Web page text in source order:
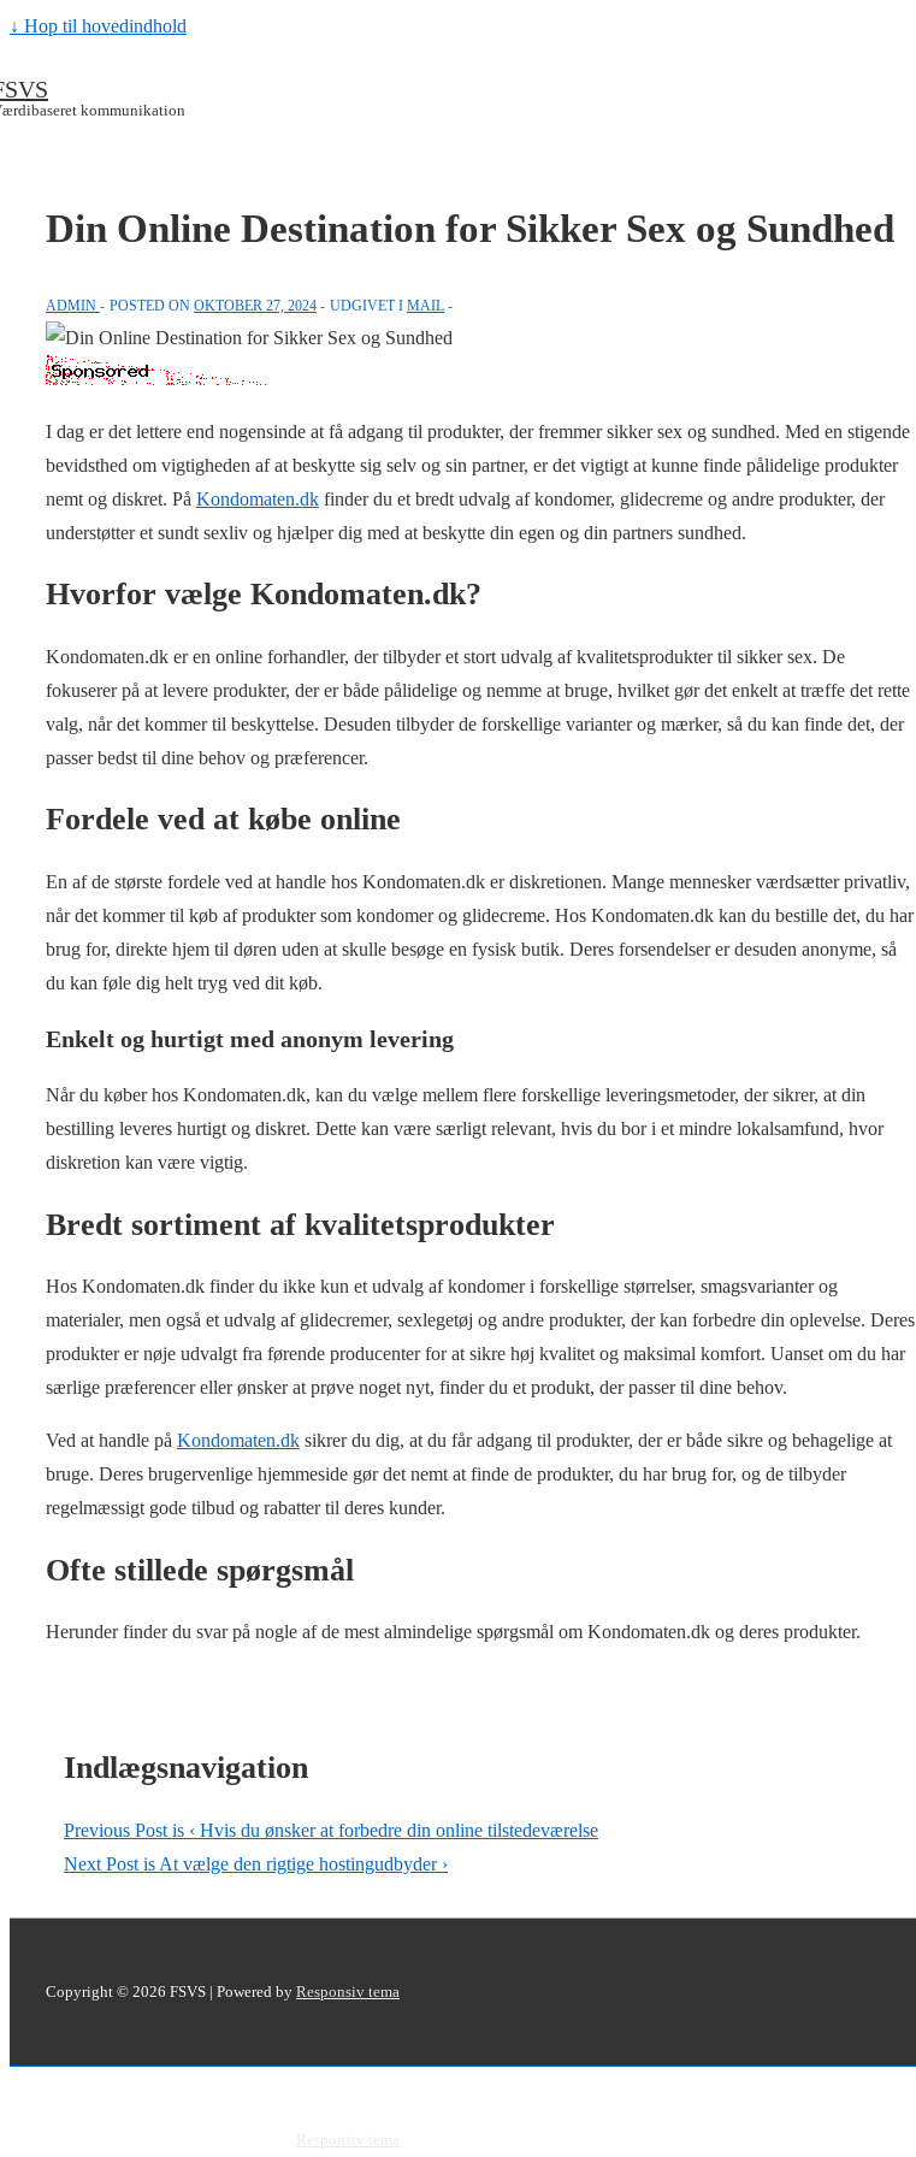
↓ Hop til hovedindhold
kommunikation
Din Online Destination for Sikker Sex og Sundhed
ADMIN POSTED ON OKTOBER 27, 2024 UDGIVET I MAIL
I dag er det lettere end nogensinde at få adgang til produkter, der fremmer sikker sex og sundhed. Med en stigende
bevidsthed om vigtigheden af at beskytte sig selv og sin partner, er det vigtigt at kunne finde pålidelige produkter
nemt og diskret. På Kondomaten.dk finder du et bredt udvalg af kondomer, glidecreme og andre produkter, der
understøtter et sundt sexliv og hjælper dig med at beskytte din egen og din partners sundhed.
Hvorfor vælge Kondomaten.dk?
Kondomaten.dk er en online forhandler, der tilbyder et stort udvalg af kvalitetsprodukter til sikker sex. De
fokuserer på at levere produkter, der er både pålidelige og nemme at bruge, hvilket gør det enkelt at træffe det rette
valg, når det kommer til beskyttelse. Desuden tilbyder de forskellige varianter og mærker, så du kan finde det, der
passer bedst til dine behov og præferencer.
Fordele ved at købe online
En af de største fordele ved at handle hos Kondomaten.dk er diskretionen. Mange mennesker værdsætter privatliv,
når det kommer til køb af produkter som kondomer og glidecreme. Hos Kondomaten.dk kan du bestille det, du har
brug for, direkte hjem til døren uden at skulle besøge en fysisk butik. Deres forsendelser er desuden anonyme, så
du kan føle dig helt tryg ved dit køb.
Enkelt og hurtigt med anonym levering
Når du køber hos Kondomaten.dk, kan du vælge mellem flere forskellige leveringsmetoder, der sikrer, at din
bestilling leveres hurtigt og diskret. Dette kan være særligt relevant, hvis du bor i et mindre lokalsamfund, hvor
diskretion kan være vigtig.
Bredt sortiment af kvalitetsprodukter
Hos Kondomaten.dk finder du ikke kun et udvalg af kondomer i forskellige størrelser, smagsvarianter og
materialer, men også et udvalg af glidecremer, sexlegetøj og andre produkter, der kan forbedre din oplevelse. Deres
produkter er nøje udvalgt fra førende producenter for at sikre høj kvalitet og maksimal komfort. Uanset om du har
særlige præferencer eller ønsker at prøve noget nyt, finder du et produkt, der passer til dine behov.
Ved at handle på Kondomaten.dk sikrer du dig, at du får adgang til produkter, der er både sikre og behagelige at
bruge. Deres brugervenlige hjemmeside gør det nemt at finde de produkter, du har brug for, og de tilbyder
regelmæssigt gode tilbud og rabatter til deres kunder.
Ofte stillede spørgsmål
Herunder finder du svar på nogle af de mest almindelige spørgsmål om Kondomaten.dk og deres produkter.
Indlægsnavigation
Previous Post is ‹ Hvis du ønsker at forbedre din online tilstedeværelse
Next Post is At vælge den rigtige hostingudbyder ›
Copyright © 2026 FSVS | Powered by Responsiv tema